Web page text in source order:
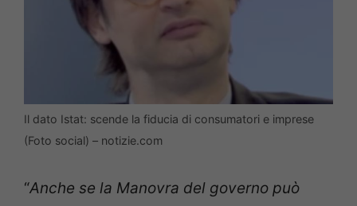
Il dato Istat: scende la fiducia di consumatori e imprese
(Foto social) – notizie.com
“Anche se la Manovra del governo può